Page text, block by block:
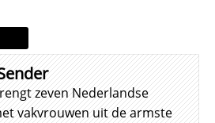
zeven Nederlandse
vakvrouwen uit de armste